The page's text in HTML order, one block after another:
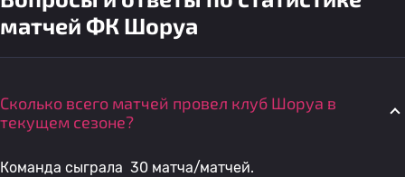
матчей ФК Шоруа
Сколько всего матчей провел клуб Шоруа в
текущем сезоне?
Команда сыграла 30 матча/матчей.